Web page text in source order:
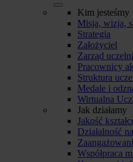
Kim jesteśmy
Misja, wizja,
Strategia
Założyciel
Zarząd uczelni
Pracownicy
Struktura
Medale i
Wirtualna
Jak działamy
Jakość
Działalność
Współpraca